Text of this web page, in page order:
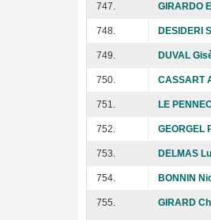
747. GIRARDO
748. DESIDERI
749. DUVAL
750. CASSART
751. LE
752. GEORGEL
753. DELMAS
754. BONNIN
755. GIRARD